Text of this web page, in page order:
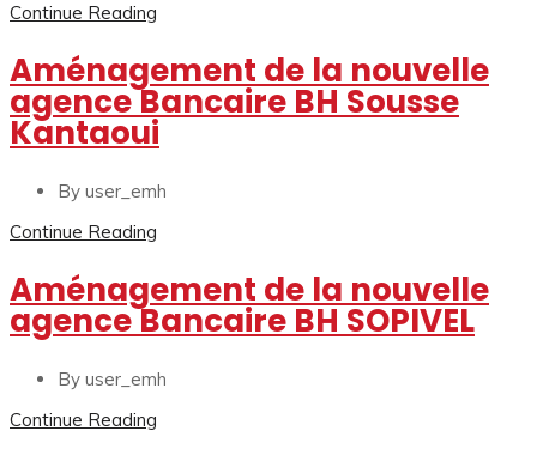
Continue Reading
Aménagement de la nouvelle
agence Bancaire BH Sousse
Kantaoui
By user_emh
Continue Reading
Aménagement de la nouvelle
agence Bancaire BH SOPIVEL
By user_emh
Continue Reading